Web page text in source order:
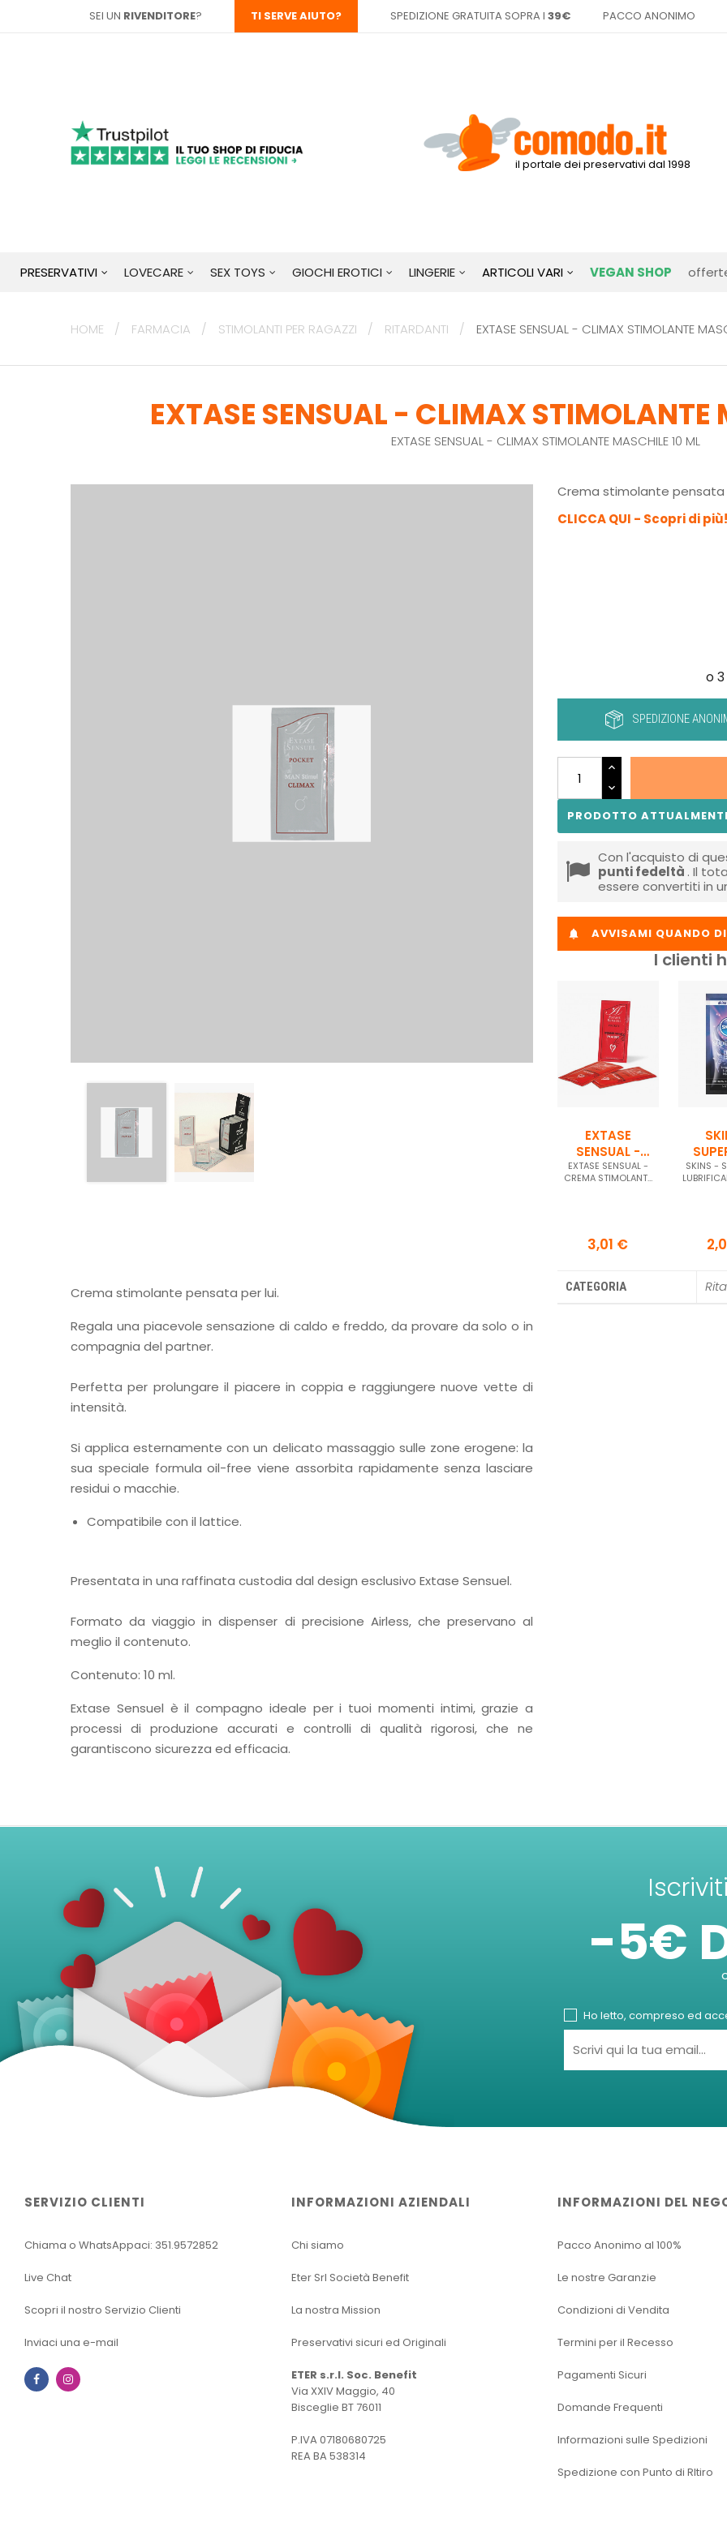
SEI UN RIVENDITORE? TI SERVE AIUTO? SPEDIZIONE GRATUITA SOPRA I 39€ PACCO ANONIMO
il portale dei preservativi dal 1998
PRESERVATIVI LOVECARE SEX TOYS GIOCHI EROTICI LINGERIE ARTICOLI VARI VEGAN SHOP
HOME FARMACIA STIMOLANTI PER RAGAZZI RITARDANTI EXTASE SENSUAL - CLIMAX STIMOLANTE
EXTASE SENSUAL - CLIMAX STIMOLANTE
EXTASE SENSUAL - CLIMAX STIMOLANTE MASCHILE 10 ML
Crema stimolante pensata
CLICCA QUI - Scopri di più!
SPEDIZIONE
PRODOTTO
Con l'acquisto di
punti fedeltà . Il
essere convertiti in
 AVVISAMI QUANDO
I clienti
EXTASE
SENSUAL -
CREMA
STIMOLANTE
EXTASE SENSUAL -
CREMA STIMOLANTE
3,01 €
A
SKINS -
Crema stimolante pensata per lui.
Regala una piacevole sensazione di caldo e freddo, da provare da solo o in
compagnia del partner.
Perfetta per prolungare il piacere in coppia e raggiungere nuove vette di
intensità.
Si applica esternamente con un delicato massaggio sulle zone erogene: la
sua speciale formula oil-free viene assorbita rapidamente senza lasciare
residui o macchie.
Compatibile con il lattice.
Presentata in una raffinata custodia dal design esclusivo Extase Sensuel.
Formato da viaggio in dispenser di precisione Airless, che preservano al
meglio il contenuto.
Contenuto: 10 ml.
Extase Sensuel è il compagno ideale per i tuoi momenti intimi, grazie a
processi di produzione accurati e controlli di qualità rigorosi, che ne
garantiscono sicurezza ed efficacia.
CATEGORIA
-5€
Ho letto, compreso ed
SERVIZIO CLIENTI
Chiama o WhatsAppaci: 351.9572852
Live Chat
Scopri il nostro Servizio Clienti
Inviaci una e-mail
Facebook
INFORMAZIONI AZIENDALI
Chi siamo
Eter Srl Società Benefit
La nostra Mission
Preservativi sicuri ed Originali
ETER s.r.l. Soc. Benefit
Via XXIV Maggio, 40
Bisceglie BT 76011
P.IVA 07180680725
REA BA 538314
INFORMAZIONI DEL
Pacco Anonimo al 100%
Le nostre Garanzie
Condizioni di Vendita
Termini per il Recesso
Pagamenti Sicuri
Domande Frequenti
Informazioni sulle Spedizioni
Spedizione con Punto di RItiro